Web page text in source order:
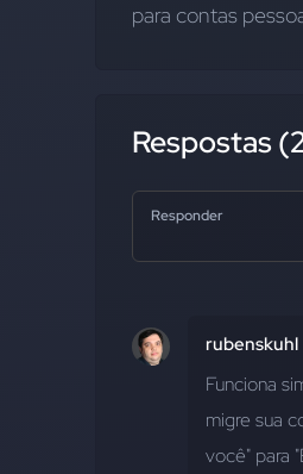
para contas
Respostas
Responder
rubenskuhl
Funciona
migre sua
você" para